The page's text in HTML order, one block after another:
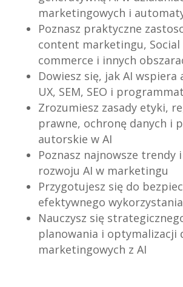
marketingowych i
Poznasz praktyczne
content marketingu, Social
commerce i innych
Dowiesz się, jak AI wspiera
UX, SEM, SEO i
Zrozumiesz zasady etyki,
prawne, ochronę danych i
autorskie w AI
Poznasz najnowsze trendy
rozwoju AI w marketingu
Przygotujesz się do
efektywnego
Nauczysz się
planowania i optymalizacji
marketingowych z AI